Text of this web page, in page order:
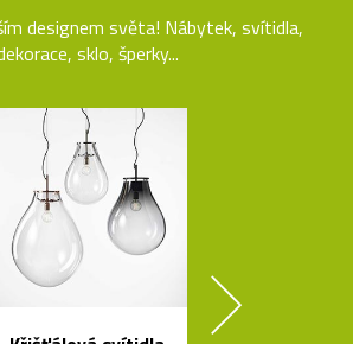
designem světa! Nábytek, svítidla,
sklo, šperky...